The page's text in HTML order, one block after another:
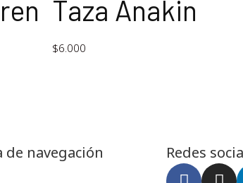
Taza Anakin
$6.000
de navegación Redes